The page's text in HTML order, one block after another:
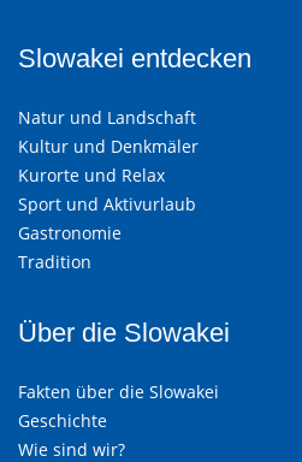
Slowakei entdecken
Natur und Landschaft
Kultur und Denkmäler
Kurorte und Relax
Sport und Aktivurlaub
Gastronomie
Tradition
Über die Slowakei
Fakten über die Slowakei
Geschichte
Wie sind wir?